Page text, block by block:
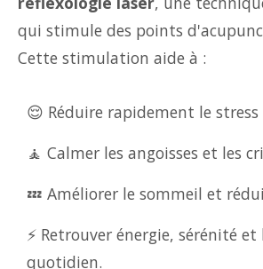
qui stimule des points
Cette stimulation aide à :
😌 Réduire rapidement le
🧘 Calmer les angoisses et les
💤 Améliorer le sommeil et
⚡ Retrouver énergie, sérénité
quotidien.